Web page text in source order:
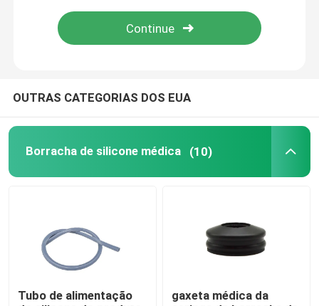
Tubo da infusão
OUTRAS CATEGORIAS DOS EUA
Borracha de silicone médica (10)
Tubo de alimentação
gaxeta médica da